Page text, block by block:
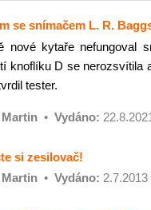
se snímačem L. R.
nové kytaře nefungoval
knoflíku D se nerozsvítila
tester.
Martin • Vydáno:
si zesilovač!
Martin • Vydáno: